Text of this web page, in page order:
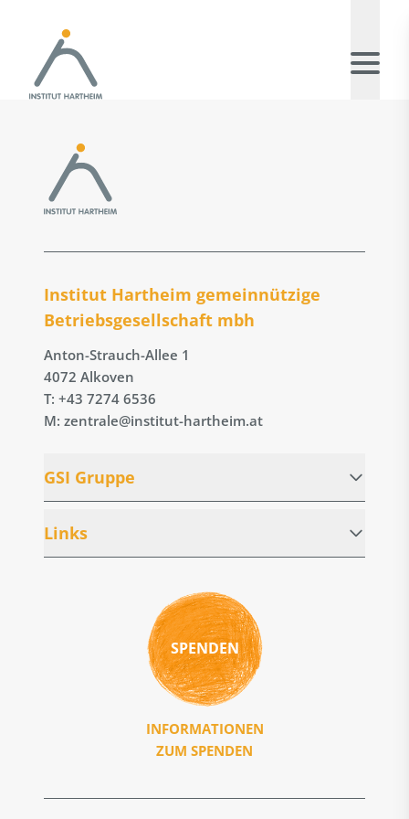
Institut Hartheim gemeinnützige
Betriebs­gesellschaft mbh
Anton-Strauch-Allee 1
4072 Alkoven
T: +43 7274 6536
M: zentrale@institut-hartheim.at
GSI Gruppe
Links
SPENDEN
INFORMATIONEN
ZUM SPENDEN